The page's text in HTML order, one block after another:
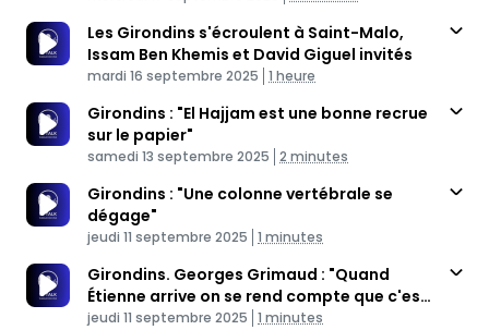
Les Girondins s'écroulent à Saint-Malo,
Issam Ben Khemis et David Giguel invités
Published At
mardi 16 septembre 2025 Time
1 heure
Girondins : "El Hajjam est une bonne recrue
sur le papier"
Published At
samedi 13 septembre 2025 Time
2 minutes
Girondins : "Une colonne vertébrale se
dégage"
Published At
jeudi 11 septembre 2025 Time
1 minutes
Girondins. Georges Grimaud : "Quand
Étienne arrive on se rend compte que c'est
du mensonge"
Published At
jeudi 11 septembre 2025 Time
1 minutes